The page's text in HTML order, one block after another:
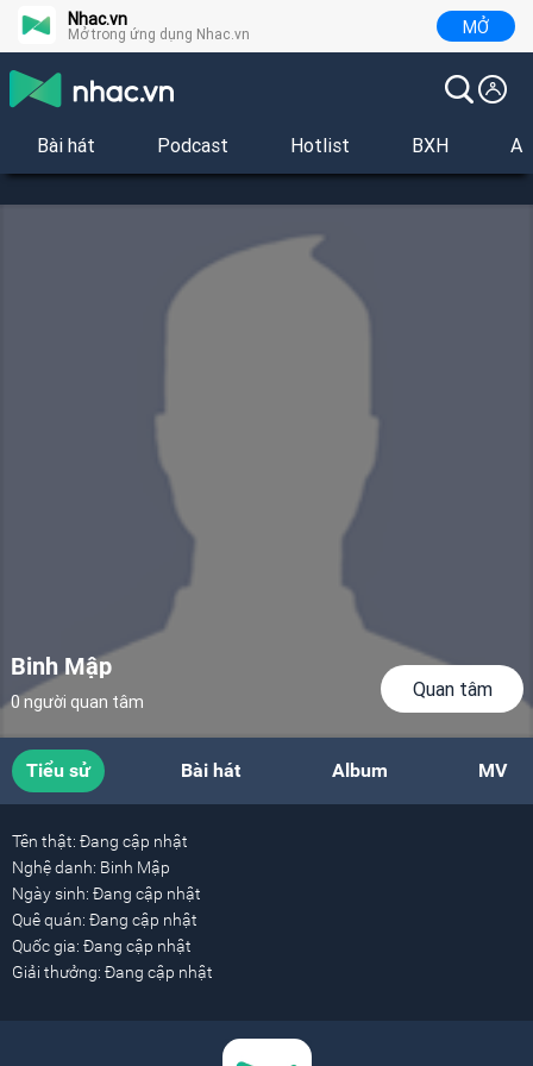
Nhac.vn
Mở trong ứng dụng Nhac.vn MỞ
Bài hát Podcast Hotlist BXH
Binh Mập
0 người quan tâm
Quan tâm
Tiểu sử Bài hát Album MV
Tên thật: Đang cập nhật
Nghệ danh: Binh Mập
Ngày sinh: Đang cập nhật
Quê quán: Đang cập nhật
Quốc gia: Đang cập nhật
Giải thưởng: Đang cập nhật